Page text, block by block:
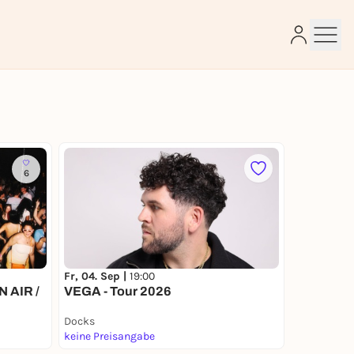
6
AIR /
Fr, 04. Sep | 19:00
VEGA - Tour 2026
Docks
keine Preisangabe